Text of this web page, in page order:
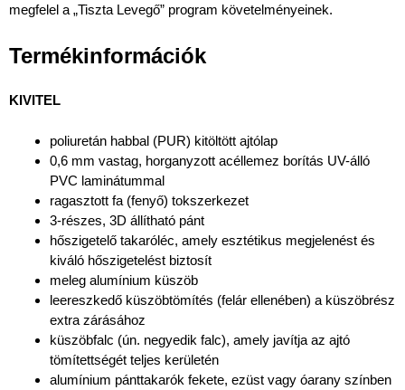
megfelel a „Tiszta Levegő” program követelményeinek.
Termékinformációk
KIVITEL
poliuretán habbal (PUR) kitöltött ajtólap
0,6 mm vastag, horganyzott acéllemez borítás UV-álló
PVC laminátummal
ragasztott fa (fenyő) tokszerkezet
3-részes, 3D állítható pánt
hőszigetelő takaróléc, amely esztétikus megjelenést és
kiváló hőszigetelést biztosít
meleg alumínium küszöb
leereszkedő küszöbtömítés (felár ellenében) a küszöbrész
extra zárásához
küszöbfalc (ún. negyedik falc), amely javítja az ajtó
tömítettségét teljes kerületén
alumínium pánttakarók fekete, ezüst vagy óarany színben